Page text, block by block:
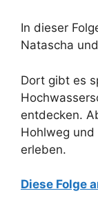
In dieser
Natascha
Dort gibt es
entdecken.
Hohlweg
erleben.
Diese Folge